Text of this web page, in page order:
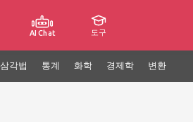
AI Chat 도구
삼각법 통계 화학 경제학 변환